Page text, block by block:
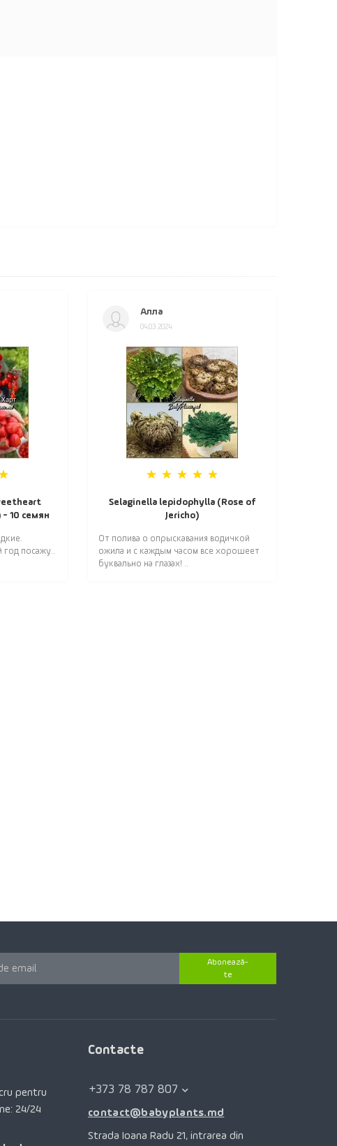
- 10 семян
год посажу..
Алла
04.03.2024
Selaginella lepidophylla (Rose of
Jericho)
От полива о опрыскавания водичкой
ожила и с каждым часом все хорошеет
буквально на глазах! ..
Abonează-
te
pentru
24/24
Contacte
+373 78 787 807
contact@babyplants.md
Strada Ioana Radu 21, intrarea din